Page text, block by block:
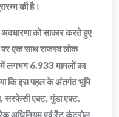
की है।
अवधारणा को साकार करते हुए
एक साथ राजस्व लोक
लगभग 6,933 मामलों का
कि इस पहल के अंतर्गत भूमि
सरफेसी एक्ट, गुंडा एक्ट,